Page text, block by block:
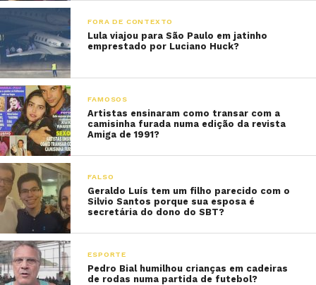
FORA DE CONTEXTO
Lula viajou para São Paulo em jatinho
emprestado por Luciano Huck?
FAMOSOS
Artistas ensinaram como transar com a
camisinha furada numa edição da revista
Amiga de 1991?
FALSO
Geraldo Luís tem um filho parecido com o
Silvio Santos porque sua esposa é
secretária do dono do SBT?
ESPORTE
Pedro Bial humilhou crianças em cadeiras
de rodas numa partida de futebol?